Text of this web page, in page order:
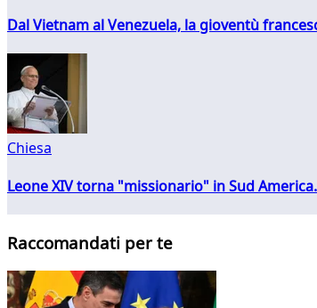
Dal Vietnam al Venezuela, la gioventù
Chiesa
Leone XIV torna "missionario" in Sud
Raccomandati per te